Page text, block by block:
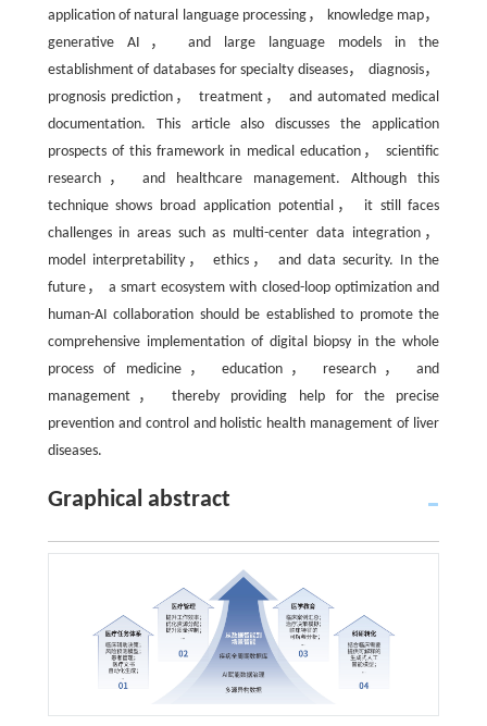
application of natural language processing， knowledge map，
generative AI， and large language models in the
establishment of databases for specialty diseases， diagnosis，
prognosis prediction， treatment， and automated medical
documentation. This article also discusses the application
prospects of this framework in medical education， scientific
research， and healthcare management. Although this
technique shows broad application potential， it still faces
challenges in areas such as multi-center data integration，
model interpretability， ethics， and data security. In the
future， a smart ecosystem with closed-loop optimization and
human-AI collaboration should be established to promote the
comprehensive implementation of digital biopsy in the whole
process of medicine， education， research， and
management， thereby providing help for the precise
prevention and control and holistic health management of liver
diseases.
Graphical abstract